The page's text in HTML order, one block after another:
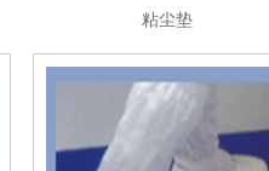
粘尘垫